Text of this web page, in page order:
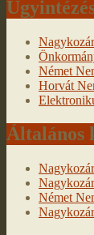
Német
Horvát
Általános
Német